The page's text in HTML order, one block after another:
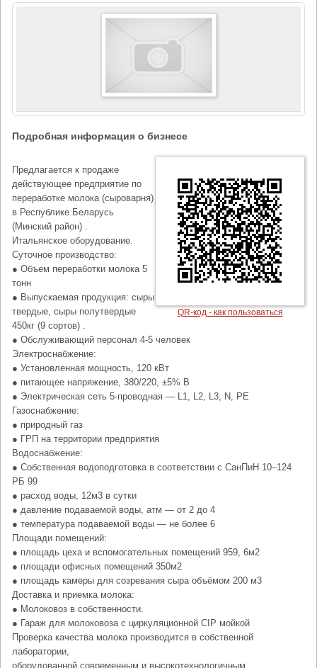
Подробная информация о бизнесе
QR-код - как пользоваться
Предлагается к продаже
действующее предприятие по
переработке молока (сыроварня)
в Республике Беларусь
(Минский район) .
Итальянское оборудование.
Суточное производство:
● Объем переработки молока 5
тонн
● Выпускаемая продукция: сыры
твердые, сыры полутвердые
450кг (9 сортов) .
● Обслуживающий персонал 4-5 человек
Электроснабжение:
● Установленная мощность, 120 кВт
● питающее напряжение, 380/220, ±5% В
● Электрическая сеть 5-проводная — L1, L2, L3, N, PЕ
Газоснабжение:
● природный газ
● ГРП на территории предприятия
Водоснабжение:
● Собственная водоподготовка в соответствии с СанПиН 10–124
РБ 99
● расход воды, 12м3 в сутки
● давление подаваемой воды, атм — от 2 до 4
● температура подаваемой воды — не более 6
Площади помещений:
● площадь цеха и вспомогательных помещений 959, 6м2
● площади офисных помещений 350м2
● площадь камеры для созревания сыра объёмом 200 м3
Доставка и приемка молока:
● Молоковоз в собственности.
● Гараж для молоковоза с циркуляционной CIP мойкой
Проверка качества молока производится в собственной
лаборатории,
оборудованной современным и высокотехнологичным